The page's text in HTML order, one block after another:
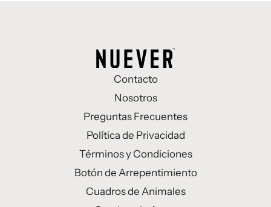
Contacto
Nosotros
Preguntas Frecuentes
Política de Privacidad
Términos y Condiciones
Botón de Arrepentimiento
Cuadros de Animales